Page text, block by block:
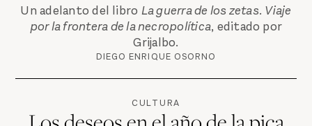
Un adelanto del libro La guerra de los zetas. Viaje
por la frontera de la necropolítica, editado por
Grijalbo.
DIEGO ENRIQUE OSORNO
CULTURA